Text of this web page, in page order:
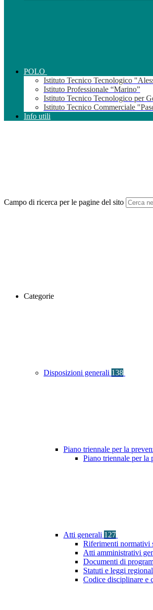
POLO
Istituto Tecnico Tecnologico
Istituto Professionale “Marino”
Istituto Tecnico Tecnologico per
Istituto Tecnico Commerciale
Info utili
Campo di ricerca per le pagine del sito
Categorie
Disposizioni generali 138
Piano triennale per la
Piano triennale per la
Atti generali 127
Riferimenti normativi
Atti amministrativi
Documenti di
Statuti e leggi
Codice disciplinare e